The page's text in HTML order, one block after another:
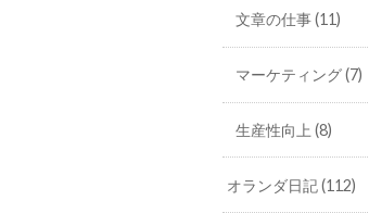
文章の仕事(11)
マーケティング(7)
生産性向上 (8)
オランダ日記(112)